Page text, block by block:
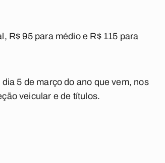
R$ 95 para médio e R$ 115 para
5 de março do ano que vem, nos
veicular e de títulos.